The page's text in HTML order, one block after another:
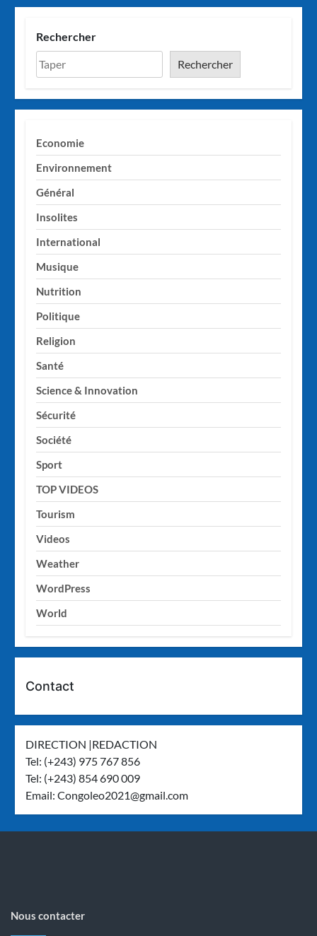
Rechercher
Rechercher
Economie
Environnement
Général
Insolites
International
Musique
Nutrition
Politique
Religion
Santé
Science & Innovation
Sécurité
Société
Sport
TOP VIDEOS
Tourism
Videos
Weather
WordPress
World
Contact
DIRECTION |REDACTION
Tel: (+243) 975 767 856
Tel: (+243) 854 690 009
Email:Congoleo2021@gmail.com
Nous contacter